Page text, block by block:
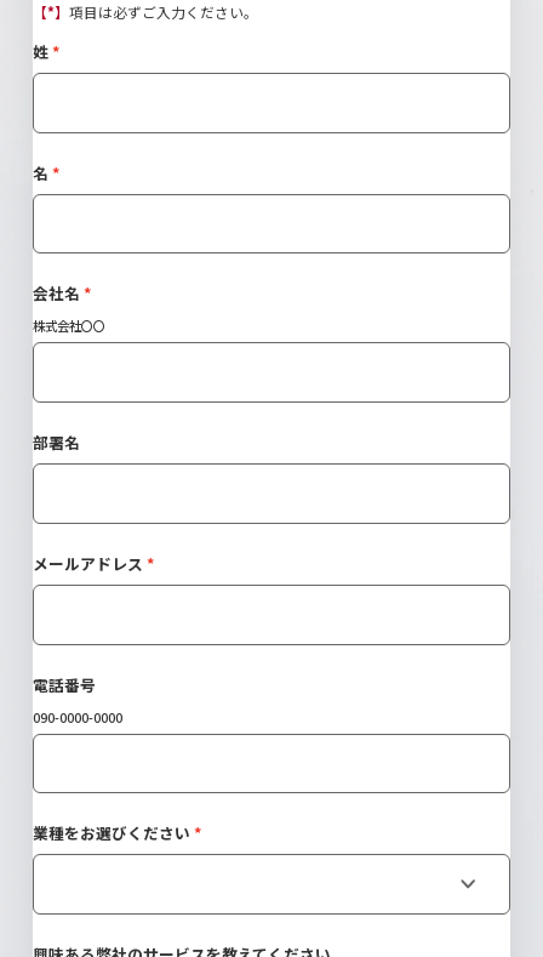
【*】 項目は必ずご入力ください。
姓
名
会社名
株式会社〇〇
部署名
メールアドレス
電話番号
090-0000-0000
業種をお選びください